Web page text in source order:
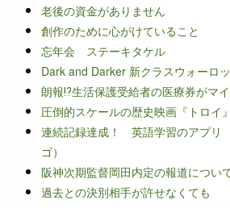
老後の資金がありません
創作のために心がけていること
忘年会 ステーキタケル
Dark and Darker 新クラスウォーロ
朗報⁉生活保護受給者の医療券がマ
圧倒的スケールの歴史映画『トロイ』
連続記録達成！ 英語学習のアプリ
ゴ）
阪神次期監督岡田内定の報道につい
過去との決別相手が許せなくても